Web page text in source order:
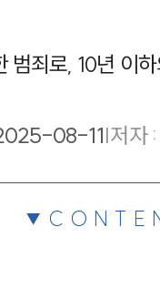
범죄로, 10년 이
08-11|저자 :